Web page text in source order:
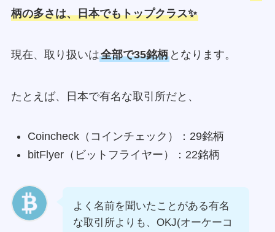
柄の多さは、日本でもトップクラス✨
現在、取り扱いは全部で35銘柄となります。
たとえば、日本で有名な取引所だと、
Coincheck（コインチェック）：29銘柄
bitFlyer（ビットフライヤー）：22銘柄
よく名前を聞いたことがある有名
な取引所よりも、OKJ(オーケーコ